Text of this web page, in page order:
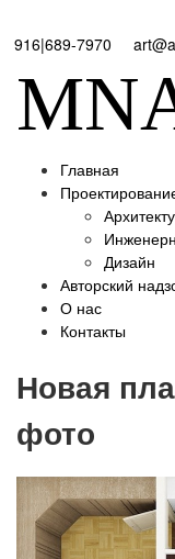
916|689-7970
Главная
Дизайн
Авторский
О нас
Контакты
Новая
фото